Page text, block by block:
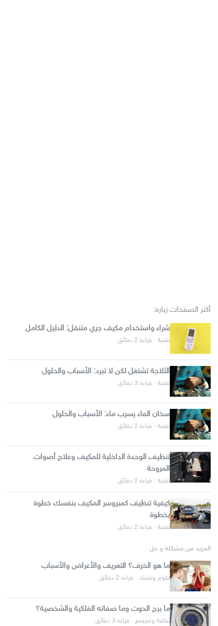
أكثر الصفحات زيارة:
شراء واستخدام مكيف جري متنقل: الدليل الكامل
تقنية · قراءة 2 دقائق
الثلاجة تشتغل لكن لا تبرد: الأسباب والحلول
تقنية · قراءة 3 دقائق
سخان الماء يسرب ماء: الأسباب والحلول
تقنية · قراءة 2 دقائق
تنظيف الوحدة الداخلية للمكيف وعلاج أصوات
المروحة
تقنية · قراءة 2 دقائق
كيفية تنظيف كمبروسر المكيف بنفسك خطوة
بخطوة
تقنية · قراءة 2 دقائق
المزيد من مشكلة و حل
ما هو الخرف؟ التعريف والأعراض والأسباب
علوم وفضاء · قراءة 2 دقائق
ما برج الحوت وما صفاته الفلكية والشخصية؟
ثقافة ومجتمع · قراءة 3 دقائق